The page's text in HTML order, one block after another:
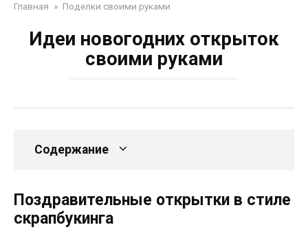
Главная » Поделки своими руками
Идеи новогодних открыток
своими руками
Содержание
Поздравительные открытки в стиле
скрапбукинга